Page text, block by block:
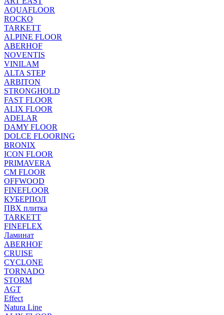
AQUAFLOOR
ROCKO
TARKETT
ALPINE FLOOR
ABERHOF
NOVENTIS
VINILAM
ALTA STEP
ARBITON
STRONGHOLD
FAST FLOOR
ALIX FLOOR
ADELAR
DAMY FLOOR
DOLCE FLOORING
BRONIX
ICON FLOOR
PRIMAVERA
CM FLOOR
OFFWOOD
FINEFLOOR
КУБЕРПОЛ
ПВХ плитка
TARKETT
FINEFLEX
Ламинат
ABERHOF
CRUISE
CYCLONE
TORNADO
STORM
AGT
Effect
Natura Line